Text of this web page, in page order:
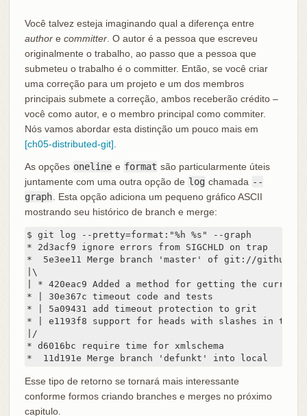
Você talvez esteja imaginando qual a diferença entre
authore committer. O autor é a pessoa que escreveu
originalmente o trabalho, ao passo que a pessoa que
submeteu o trabalho é o committer. Então, se você criar
uma correção para um projeto e um dos membros
principais submete a correção, ambos receberão crédito –
você como autor, e o membro principal como commiter.
Nós vamos abordar esta distinção um pouco mais em
[ch05-distributed-git]
As opções oneline e format são particularmente úteis
juntamente com uma outra opção de log chamada --
graph . Esta opção adiciona um pequeno gráfico ASCII
mostrando seu histórico de branch e merge:
$ git log --pretty=format:"%h %s" --graph
* 2d3acf9 ignore errors from SIGCHLD on trap
*  5e3ee11 Merge branch 'master' of git://
|\
| * 420eac9 Added a method for getting the current
* | 30e367c timeout code and tests
* | 5a09431 add timeout protection to grit
* | e1193f8 support for heads with slashes in them
|/
* d6016bc require time for xmlschema
*  11d191e Merge branch 'defunkt' into local
Esse tipo de retorno se tornará mais interessante
conforme formos criando branches e merges no próximo
capitulo.